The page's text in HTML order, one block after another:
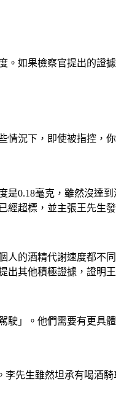
如果檢察官提出的證
況下，即使被指控，
0.18毫克，雖然沒達
超標，並主張王先生
的酒精代謝速度都不
其他積極證據，證明
」。他們需要有更具
先生雖然坦承有喝酒